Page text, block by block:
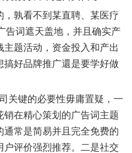
，孰看不到某直聘、某医疗
告词遮天盖地，并且确实产
题活动，资金投入和产出
好品牌推广還是要学好做
关键的必要性毋庸置疑，一
在精心策划的广告词主题
常是简易并且完全免费的
评价强烈推荐。二是社交